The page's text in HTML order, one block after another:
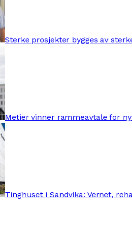
Sterke prosjekter bygges av
Metier vinner rammeavtale for
Tinghuset i Sandvika: Vernet,